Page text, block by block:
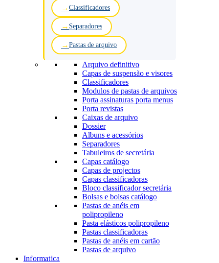
Classificadores
Separadores
Pastas de arquivo
Arquivo definitivo
Capas de suspensão e visores
Classificadores
Modulos de pastas de arquivos
Porta assinaturas porta menus
Porta revistas
Caixas de arquivo
Dossier
Albuns e acessórios
Separadores
Tabuleiros de secretária
Capas catálogo
Capas de projectos
Capas classificadoras
Bloco classificador secretária
Bolsas e bolsas catálogo
Pastas de anéis em
polipropileno
Pasta elásticos polipropileno
Pastas classificadoras
Pastas de anéis em cartão
Pastas de arquivo
Informatica